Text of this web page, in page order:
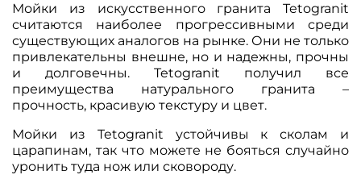
Мойки из искусственного гранита Tetogranit
считаются наиболее прогрессивными среди
существующих аналогов на рынке. Они не только
привлекательны внешне, но и надежны, прочны
и долговечны. Tetogranit получил все
преимущества натурального гранита –
прочность, красивую текстуру и цвет.
Мойки из Tetogranit устойчивы к сколам и
царапинам, так что можете не бояться случайно
уронить туда нож или сковороду.